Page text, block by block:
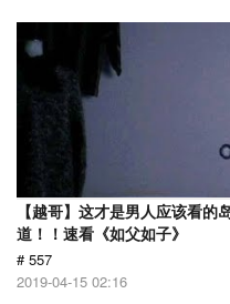
【越哥】这才是男人应该看
道！！速看《如父如子》
# 557
2019-04-15 02:16